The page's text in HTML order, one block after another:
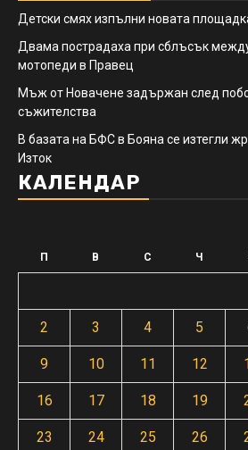
Детски смях изпълни новата
Двама пострадаха при сблъсък
мотопеди в Правец
Мъж от Новачене задържан след
съжителства
В базата на БФС в Бояна се изтегли
Изток
КАЛЕНДАР
П В С Ч
2 3 4 5
9 10 11 12
16 17 18 19
23 24 25 26